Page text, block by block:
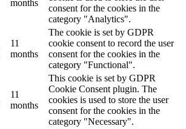
months
consent for the cookies in the
category "Analytics".
11
months
The cookie is set by GDPR
cookie consent to record the user
consent for the cookies in the
category "Functional".
11
months
This cookie is set by GDPR
Cookie Consent plugin. The
cookies is used to store the user
consent for the cookies in the
category "Necessary".